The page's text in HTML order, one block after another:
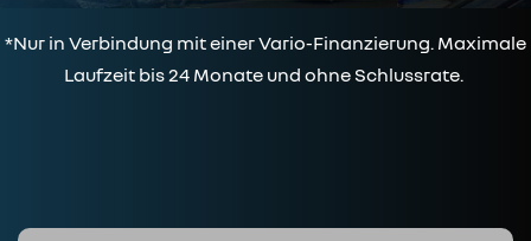
*Nur in Verbindung mit einer Vario-Finanzierung. Maximale
Laufzeit bis 24 Monate und ohne Schlussrate.